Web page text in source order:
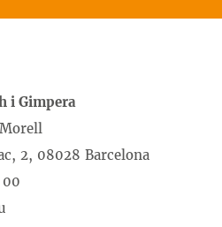
i Gimpera
2, 08028 Barcelona